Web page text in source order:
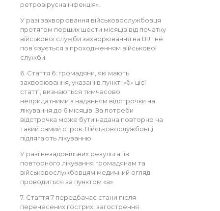
ретровірусна інфекція».
У разі захворювання військовослужбовця
протягом перших шести місяців від початку
військової служби захворювання на ВІЛ не
пов’язується з проходженням військової
служби.
6. Стаття 6: громадяни, які мають
захворювання, указані в пункті «б» цієї
статті, визнаються тимчасово
непридатними з наданням відстрочки на
лікування до 6 місяців. За потреби
відстрочка може бути надана повторно на
такий самий строк. Військовослужбовці
підлягають лікуванню.
У разі незадовільних результатів
повторного лікування громадянам та
військовослужбовцям медичний огляд
проводиться за пунктом «а».
7. Стаття 7 передбачає стани після
перенесених гострих, загострення